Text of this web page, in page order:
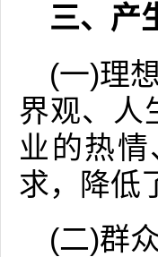
三、产
(一)理
界观、人
业的热
求，降低
(二)群